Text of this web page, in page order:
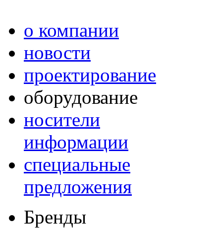
о компании
новости
проектирование
оборудование
носители
информации
специальные
предложения
Бренды